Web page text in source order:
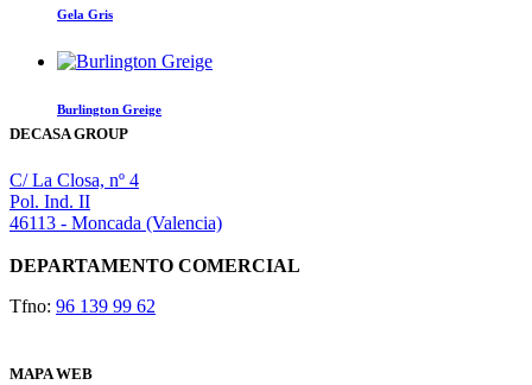
Gela Gris
Burlington Greige
DECASA GROUP
C/ La Closa, nº 4
Pol. Ind. II
46113 - Moncada (Valencia)
DEPARTAMENTO COMERCIAL
Tfno: 96 139 99 62
MAPA WEB